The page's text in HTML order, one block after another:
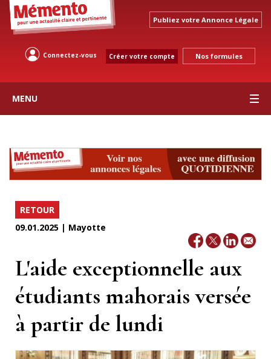
Publiez votre Annonce Légale
Connectez-vous Créer votre compte Nos formules
MENU
RETOUR
09.01.2025 | Mayotte
L'aide exceptionnelle aux
étudiants mahorais versée
à partir de lundi